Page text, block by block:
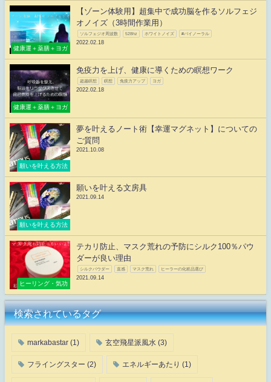
健康運＋薬膳＋ヨガ
【ゾーン体験用】超集中で成功脳を作るソルフェジ
オノイズ（3時間作業用）
ソルフェジオ周波数 528hz ホワイトノイズ #バイノーラル
2022.02.18
健康運＋薬膳＋ヨガ
免疫力を上げ、健康に導くための瞑想ワーク
超越瞑想 瞑想 免疫力アップ ヨガ
2022.02.18
願いを叶える方法
夢を叶えるノート術【幸運マグネット】についての
ご質問
2021.10.08
願いを叶える方法
願いを叶える文房具
2021.09.14
ヒーリング・気功
テカリ防止、マスク荒れの予防にシルク100％パウ
ダーが良い理由
シルクパウダー 直感 マスク荒れ ヒーラーの化粧品選び
2021.09.14
検索されているタグ
markabastar (1) 玄空飛星派風水 (3)
フライングスター (2) エネルギーあたり (1)